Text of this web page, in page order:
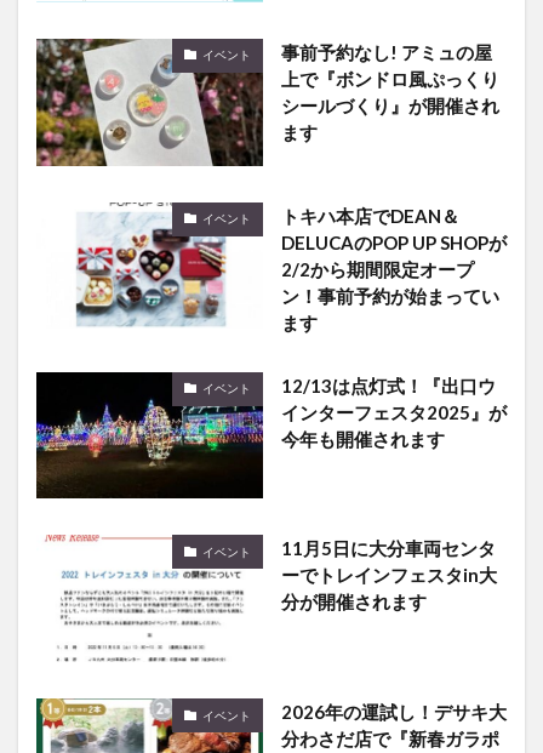
イベント
事前予約なし! アミュの屋
上で『ボンドロ風ぷっくり
シールづくり』が開催され
ます
イベント
トキハ本店でDEAN＆
DELUCAのPOP UP SHOPが
2/2から期間限定オープ
ン！事前予約が始まってい
ます
イベント
12/13は点灯式！『出口ウ
インターフェスタ2025』が
今年も開催されます
イベント
11月5日に大分車両センタ
ーでトレインフェスタin大
分が開催されます
イベント
2026年の運試し！デサキ大
分わさだ店で『新春ガラポ